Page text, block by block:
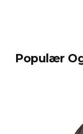
Populær